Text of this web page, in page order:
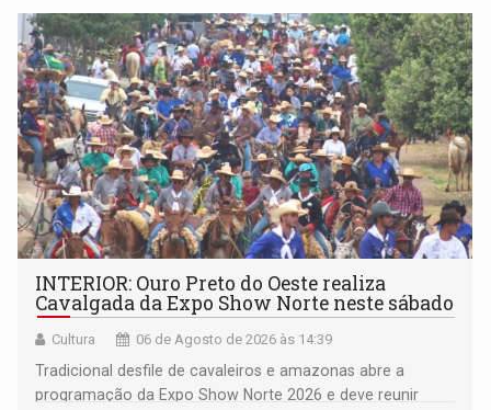
Pedro Geovar (PP) e a vice-prefeita Magna dos Anjos
(NOVO)
INTERIOR: Ouro Preto do Oeste realiza
Cavalgada da Expo Show Norte neste sábado
Cultura 06 de Agosto de 2026 às 14:39
Tradicional desfile de cavaleiros e amazonas abre a
programação da Expo Show Norte 2026 e deve reunir